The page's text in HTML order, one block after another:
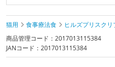
猫用 食事療法食 ヒルズプリスク
商品管理コード：2017013115384
JANコード：2017013115384